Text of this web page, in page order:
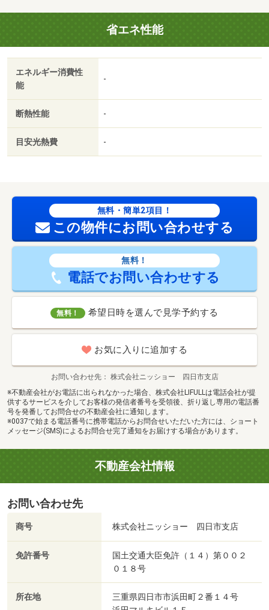
省エネ性能
エネルギー消費性
能
-
断熱性能 -
目安光熱費 -
無料・簡単2項目！
この物件にお問い合わせする
無料！
電話でお問い合わせする
無料！ 希望日時を選んで見学予約する
お気に入りに追加する
お問い合わせ先
株式会社ニッショー 四日市支店
※不動産会社がお電話に出られなかった場合、株式会社LIFULLは電話会社が提
供するサービスを介してお客様の発信者番号を受領後、折り返し専用の電話番
号を発番してお問合せの不動産会社に通知します。
※0037で始まる電話番号に携帯電話からお問合せいただいた方には、ショート
メッセージ(SMS)によるお問合せ完了通知をお届けする場合があります。
不動産会社情報
お問い合わせ先
商号 株式会社ニッショー 四日市支店
免許番号
国土交通大臣免許（１４）第００２
０１８号
所在地
三重県四日市市浜田町２番１４号